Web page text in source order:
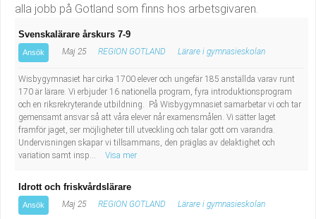
Hantverksyrken
Hotell, restaurang, storhushåll
Hälso- och sjukvård
Industriell tillverkning
Installation, drift, underhåll
Kropps- och skönhetsvård
Bussförare/Busschaufför
Elevassistent
Personlig assistent
Behandlingsassistent/Socialpedagog
Tandsköterska
Budbilsförare
alla jobb på Gotland som finns hos arbetsgivaren.
Svenskalärare årskurs 7-9
Ansök Maj 25 REGION GOTLAND Lärare i gymnasieskolan
Wisbygymnasiet har cirka 1700 elever och ungefär 185 anställda varav runt
170 är lärare. Vi erbjuder 16 nationella program, fyra introduktionsprogram
och en riksrekryterande utbildning. På Wisbygymnasiet samarbetar vi och tar
gemensamt ansvar så att våra elever når examensmålen. Vi sätter laget
framför jaget, ser möjligheter till utveckling och talar gott om varandra.
Undervisningen skapar vi tillsammans, den präglas av delaktighet och
variation samt insp...
Visa mer
Idrott och friskvårdslärare
Ansök Maj 25 REGION GOTLAND Lärare i gymnasieskolan